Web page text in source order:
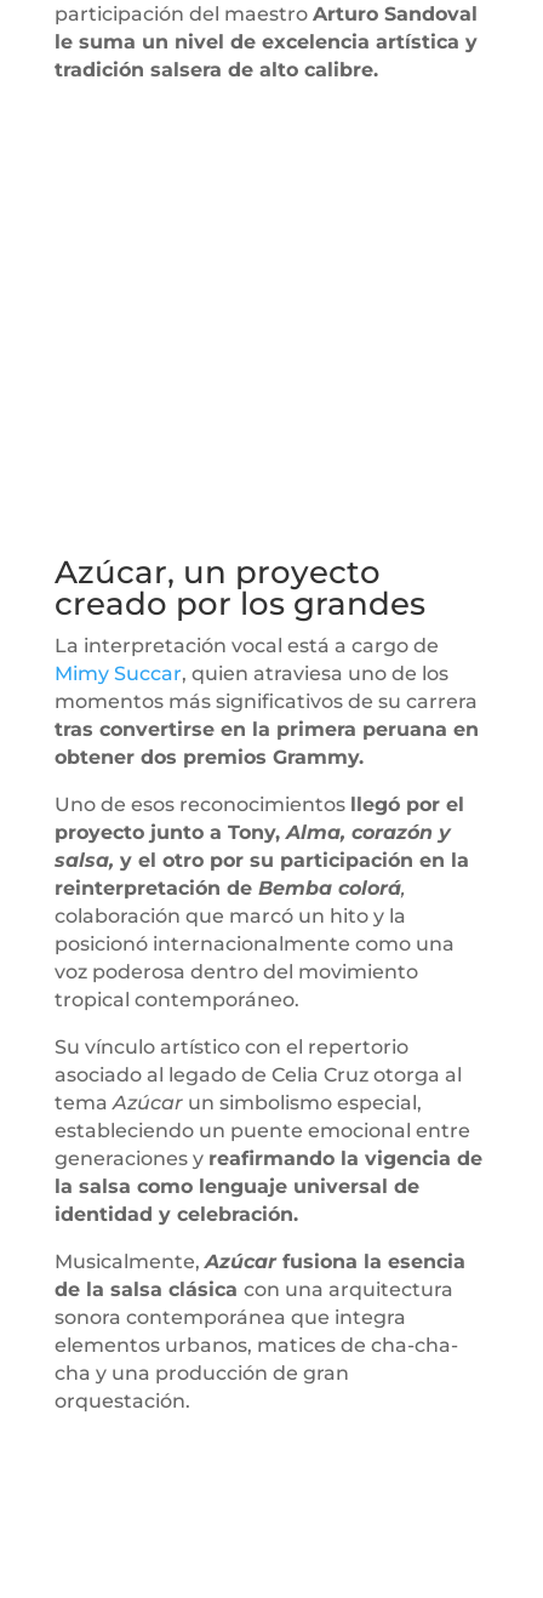
participación del maestro Arturo Sandoval
le suma un nivel de excelencia artística y
tradición salsera de alto calibre.
Azúcar, un proyecto
creado por los grandes
La interpretación vocal está a cargo de
Mimy Succar, quien atraviesa uno de los
momentos más significativos de su carrera
tras convertirse en la primera peruana en
obtener dos premios Grammy.
Uno de esos reconocimientos llegó por el
proyecto junto a Tony,Alma, corazón y
salsa, y el otro por su participación en la
reinterpretación deBemba colorá,
colaboración que marcó un hito y la
posicionó internacionalmente como una
voz poderosa dentro del movimiento
tropical contemporáneo.
Su vínculo artístico con el repertorio
asociado al legado de Celia Cruz otorga al
tema Azúcarun simbolismo especial,
estableciendo un puente emocional entre
generaciones y reafirmando la vigencia de
la salsa como lenguaje universal de
identidad y celebración.
Musicalmente, Azúcarfusiona la esencia
de la salsa clásica con una arquitectura
sonora contemporánea que integra
elementos urbanos, matices de cha-cha-
cha y una producción de gran
orquestación.